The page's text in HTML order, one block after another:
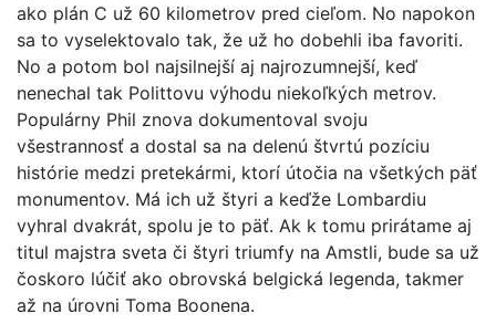
ako plán C už 60 kilometrov pred cieľom. No napokon
sa to vyselektovalo tak, že už ho dobehli iba favoriti.
No a potom bol najsilnejší aj najrozumnejší, keď
nenechal tak Polittovu výhodu niekoľkých metrov.
Populárny Phil znova dokumentoval svoju
všestrannosť a dostal sa na delenú štvrtú pozíciu
histórie medzi pretekármi, ktorí útočia na všetkých päť
monumentov. Má ich už štyri a keďže Lombardiu
vyhral dvakrát, spolu je to päť. Ak k tomu prirátame aj
titul majstra sveta či štyri triumfy na Amstli, bude sa už
čoskoro lúčiť ako obrovská belgická legenda, takmer
až na úrovni Toma Boonena.